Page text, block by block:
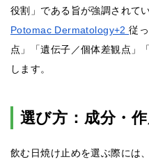
役割」である旨が強調されてい
Potomac Dermatology+2従
点」「遺伝子／個体差観点」
します。
選び方：成分・
飲む日焼け止めを選ぶ際には